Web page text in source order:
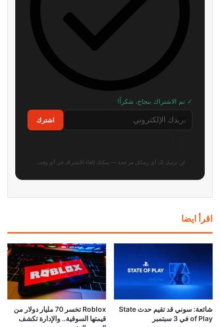
مطور سابق في روكستار: لن أتفاجأ
إذا تم تأجيل GTA 6 مرة أخرى
منذ ساعتين
رسميًا: Phantom Blade Zero
أصبحت ذهبية وجاهزة لإطلاق
والطلب المسبق وعرض جديد!
خاص بها
الحالي من Ghost Recon
Wildlands
منذ 11 ساعة
نجوم Resident Evil Requiem
يستضيفون حدث Future Game
Show القادم
منذ 13 ساعة